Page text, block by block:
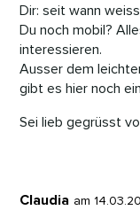
Dir: seit wann
Du noch mobil?
interessieren.
Ausser dem
gibt es hier noch
Sei lieb gegrüsst
Claudia am